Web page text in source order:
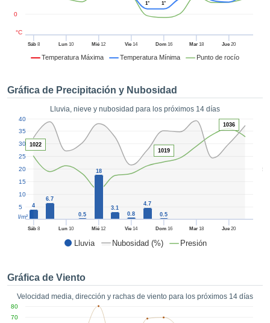
basada
nuestra
sin coste.
botón
a la
de todas
ya sean
nuestros
así como
un perfil
para
y
ACEPTAR
CONTINUAR
CONFIGURACIÓN
Temperatura Máxima Temperatura Mínima Punto de rocío
Sáb8 Lun 10 Mié 12 Vie 14 Dom16 Mar18 Jue 20
0
°C
1° 1°
Gráfica de Precipitación y Nubosidad
Lluvia, nieve y nubosidad para los próximos 14 días
Lluvia Nubosidad (%) Presión
50
Sáb8 Lun 10 Mié 12 Vie 14 Dom16 Mar18 Jue 20
5
10
15
20
25
30
35
40
l/m²
4
6.7
0.5
18
3.1
0.8
4.7
0.5
1022
1019
1036
Gráfica de Viento
Velocidad media, dirección y rachas de viento para los próximos 14 días
70
80